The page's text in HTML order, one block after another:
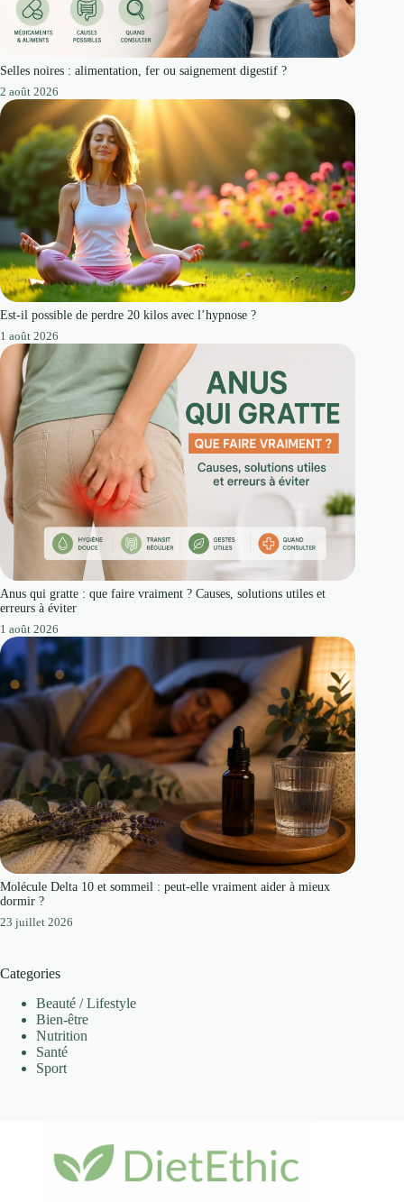
Selles noires : alimentation, fer ou saignement digestif ?
2 août 2026
Est-il possible de perdre 20 kilos avec l’hypnose ?
1 août 2026
Anus qui gratte : que faire vraiment ? Causes, solutions utiles et
erreurs à éviter
1 août 2026
Molécule Delta 10 et sommeil : peut-elle vraiment aider à mieux
dormir ?
23 juillet 2026
Categories
Beauté / Lifestyle
Bien-être
Nutrition
Santé
Sport